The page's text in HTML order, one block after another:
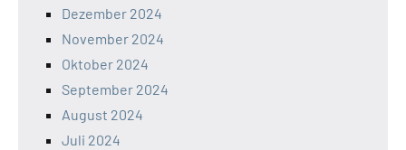
Dezember 2024
November 2024
Oktober 2024
September 2024
August 2024
Juli 2024